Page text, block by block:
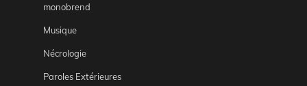
monobrend
Musique
Nécrologie
Paroles Extérieures